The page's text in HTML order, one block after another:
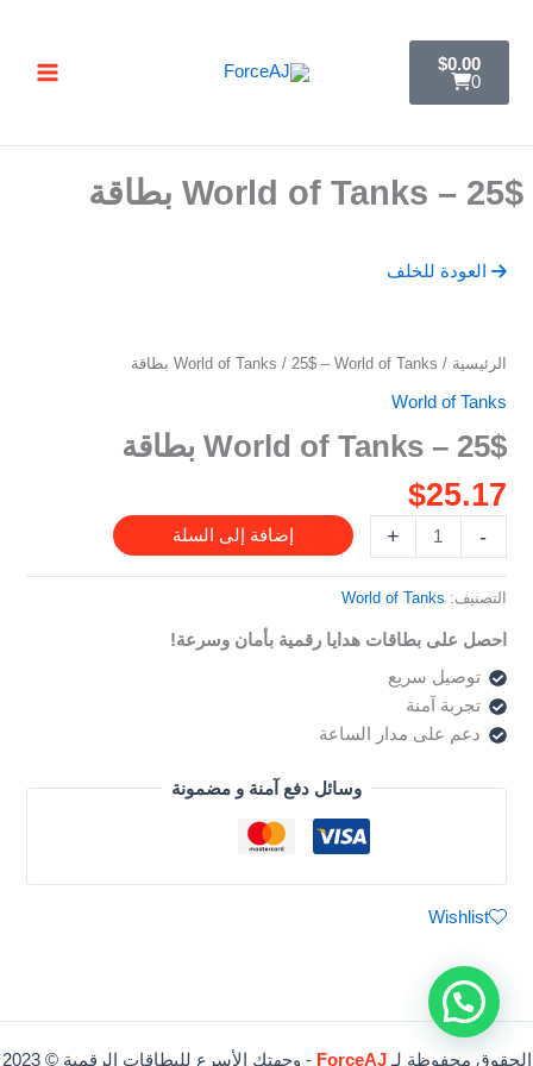
إلى
المحتوى
$0.00
0
a
r
t
25$ – World of Tanks بطاقة
العودة للخلف
الرئيسية /
World of Tanks / 25$ – World of Tanks بطاقة
World of Tanks
25$ – World of Tanks بطاقة
$25.17
-
كمية
World
Tanks
بطاقة
+ إضافة إلى السلة
التصنيف: World of Tanks
احصل على بطاقات هدايا رقمية بأمان وسرعة!
توصيل سريع
تجربة آمنة
دعم على مدار الساعة
وسائل دفع آمنة و مضمونة
Wishlist
الحقوق محفوظة لـForceAJ - وجهتك الأسرع للبطاقات الرقمية © 2023